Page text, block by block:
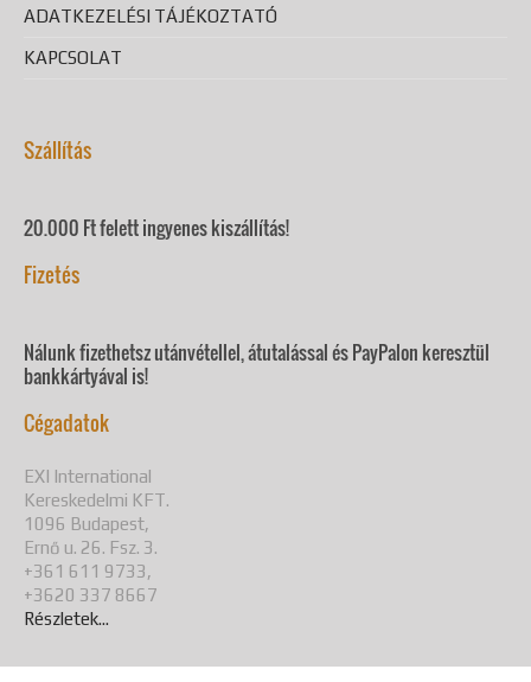
ADATKEZELÉSI TÁJÉKOZTATÓ
KAPCSOLAT
Szállítás
20.000 Ft felett ingyenes kiszállítás!
Fizetés
Nálunk fizethetsz utánvétellel, átutalással és PayPalon keresztül
bankkártyával is!
Cégadatok
EXI International
Kereskedelmi KFT.
1096 Budapest,
Ernő u. 26. Fsz. 3.
+361 611 9733,
+3620 337 8667
Részletek...